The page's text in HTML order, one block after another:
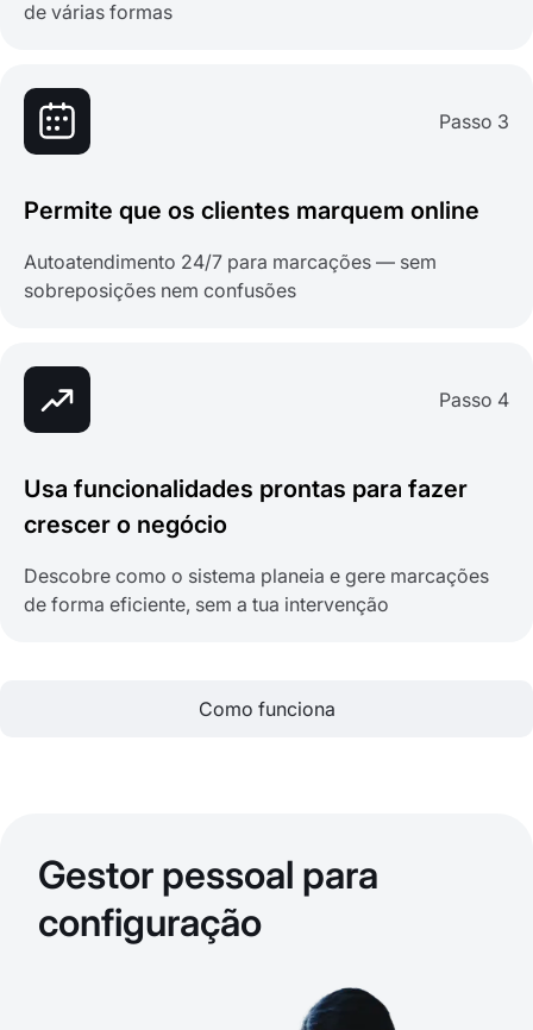
de várias formas
Passo 3
Permite que os clientes marquem online
Autoatendimento 24/7 para marcações — sem
sobreposições nem confusões
Passo 4
Usa funcionalidades prontas para fazer
crescer o negócio
Descobre como o sistema planeia e gere marcações
de forma eficiente, sem a tua intervenção
Como funciona
Gestor pessoal para
configuração